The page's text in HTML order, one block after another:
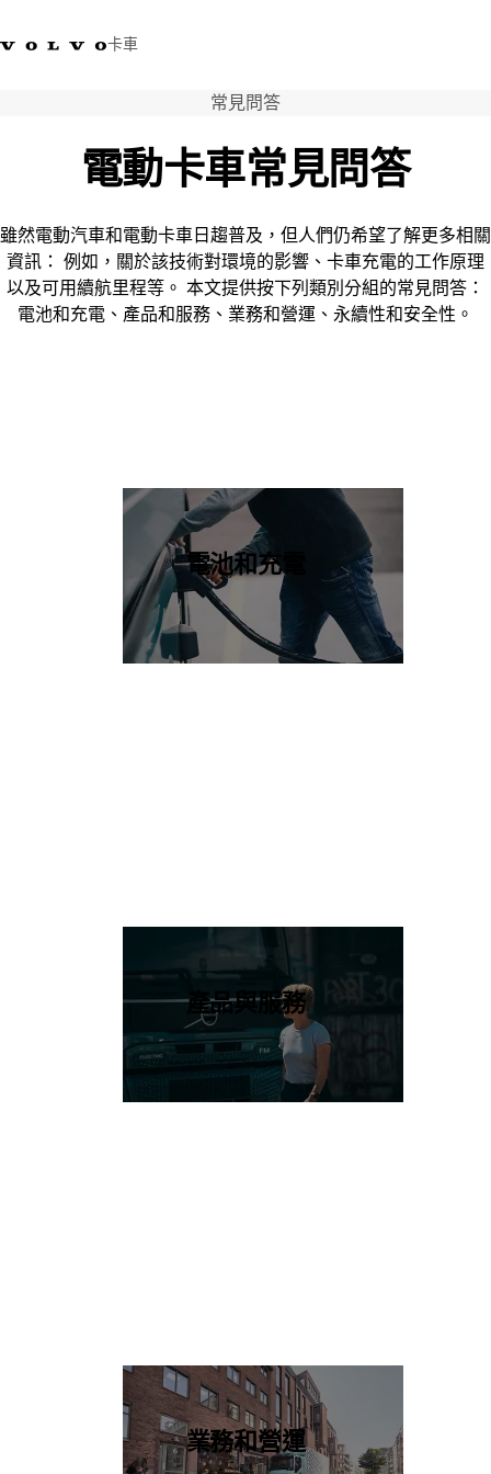
卡車
登入查找經銷商
運輸解決方案
運輸需求
服務
新聞與媒體
關於我們
常見問答
電動卡車常見問答
雖然電動汽車和電動卡車日趨普及，但人們仍希望了解更多相關
資訊： 例如，關於該技術對環境的影響、卡車充電的工作原理
以及可用續航里程等。 本文提供按下列類別分組的常見問答：
電池和充電、產品和服務、業務和營運、永續性和安全性。
電池和充電
產品與服務
業務和營運